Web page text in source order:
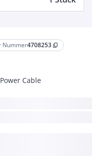
Nummer4708253 content_copy
Cable